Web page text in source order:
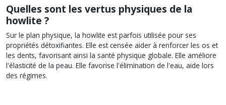
Quelles sont les vertus physiques de la
howlite ?
Sur le plan physique, la howlite est parfois utilisée pour ses
propriétés détoxifiantes. Elle est censée aider à renforcer les os et
les dents, favorisant ainsi la santé physique globale. Elle améliore
l'élasticité de la peau. Elle favorise l'élimination de l'eau, aide lors
des régimes.